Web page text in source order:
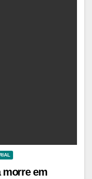
morre em